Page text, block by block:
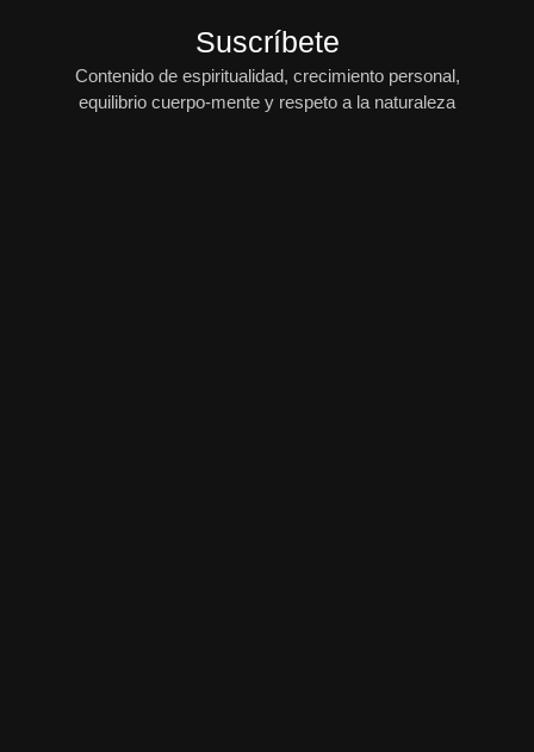
Suscríbete
Contenido de espiritualidad, crecimiento personal,
equilibrio cuerpo-mente y respeto a la naturaleza